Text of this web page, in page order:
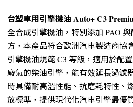
台塑車用引擎機油 Auto+ C3
全合成引擎機油，特別添加 PAO
方，本產品符合歐洲汽車製造商協
引擎機油規範 C3 等級，適用於配
廢氣的柴油引擎，能有效延長過濾
時具備耐高溫性能、抗磨耗特性、
放標準，提供現代化汽車引擎最優